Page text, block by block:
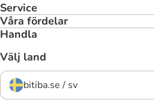
Service
Våra fördelar
Handla
Välj land
bitiba.se / sv